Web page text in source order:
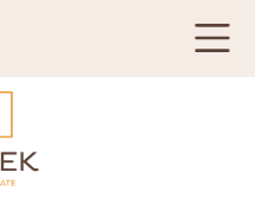
NÁKUPNÍ
KOŠÍK